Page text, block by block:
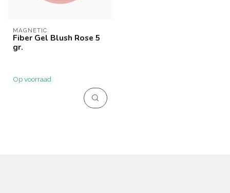
MAGNETIC
Fiber Gel Blush Rose 5
gr.
Op voorraad